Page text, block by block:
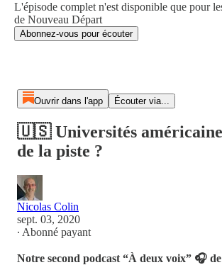
L'épisode complet n'est disponible que pour
de Nouveau Départ
Abonnez-vous pour écouter
Ouvrir dans l'app Écouter via...
🇺🇸 Universités
de la piste ?
Nicolas Colin
sept. 03, 2020
∙ Abonné payant
Notre second podcast “À deux voix” 🎧